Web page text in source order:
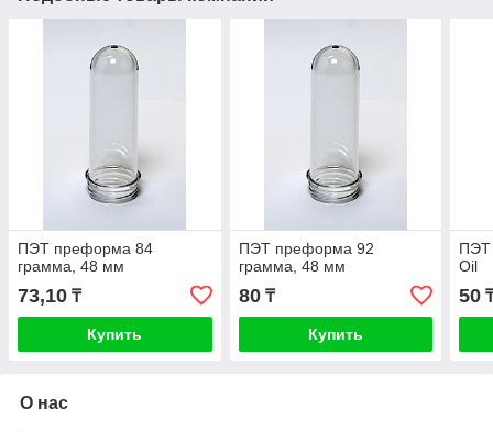
ПЭТ преформа 84
грамма, 48 мм
73,10 ₸
Купить
ПЭТ преформа 92
грамма, 48 мм
80₸
Купить
ПЭТ
Oil
50
О нас